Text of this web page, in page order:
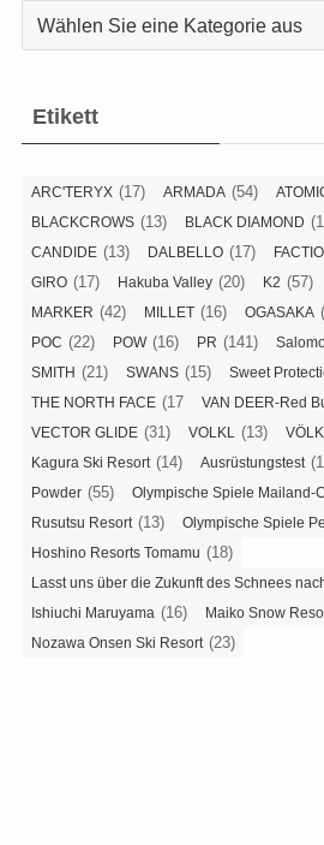
Kategorien
Etikett
ARC'TERYX (17) ARMADA (54)
BLACKCROWS (13) BLACK DIAMOND
CANDIDE (13) DALBELLO (17)
GIRO (17) Hakuba Valley (20) K2 (57)
MARKER (42) MILLET (16) OGASAKA
POC (22) POW(16) PR (141)
SMITH (21) SWANS (15) Sweet
THE NORTH FACE (17 VAN DEER-Red
VECTOR GLIDE (31) VOLKL (13)
Kagura Ski Resort(14) Ausrüstungstest
Powder (55) Olympische Spiele Mailand-
Rusutsu Resort(13) Olympische Spiele
Hoshino Resorts Tomamu (18)
Lasst uns über die Zukunft des Schnees
Ishiuchi Maruyama (16) Maiko Snow
Nozawa Onsen Ski Resort(23)